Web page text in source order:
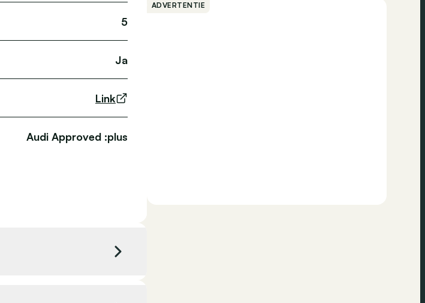
5
Ja
Link
Audi Approved :plus
ADVERTENTIE